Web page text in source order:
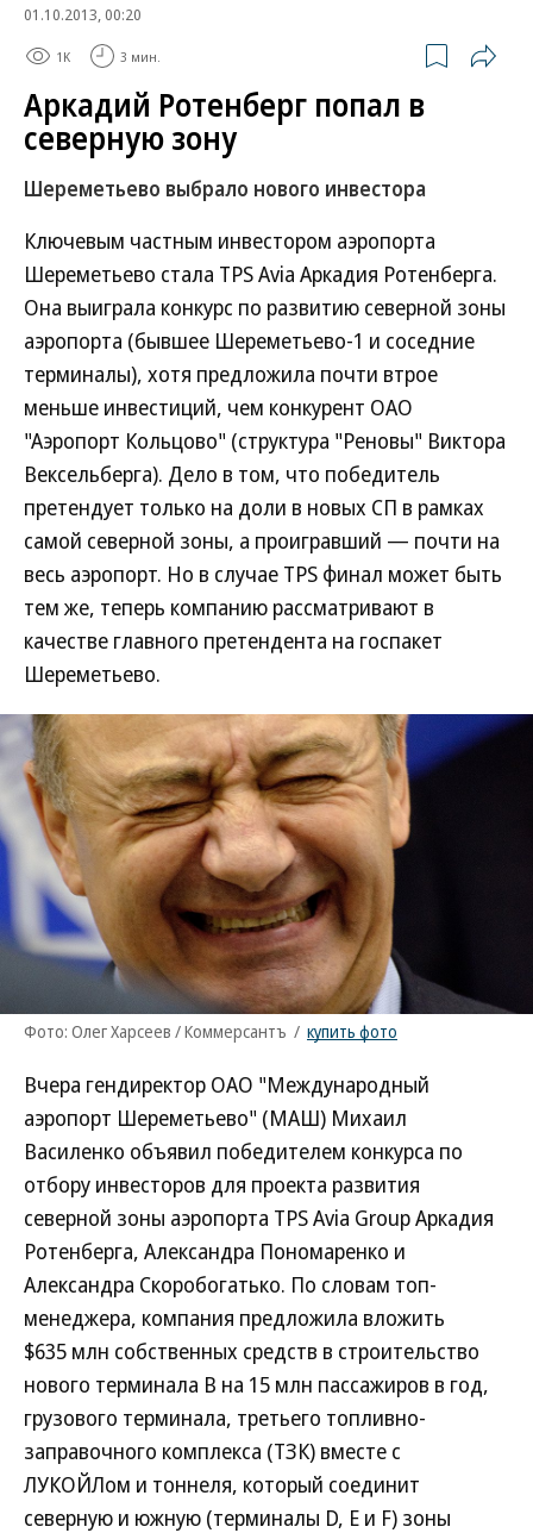
01.10.2013, 00:20
1K 3 мин.
Аркадий Ротенберг попал в
северную зону
Шереметьево выбрало нового инвестора
Ключевым частным инвестором аэропорта
Шереметьево стала TPS Avia Аркадия Ротенберга.
Она выиграла конкурс по развитию северной зоны
аэропорта (бывшее Шереметьево-1 и соседние
терминалы), хотя предложила почти втрое
меньше инвестиций, чем конкурент ОАО
"Аэропорт Кольцово" (структура "Реновы" Виктора
Вексельберга). Дело в том, что победитель
претендует только на доли в новых СП в рамках
самой северной зоны, а проигравший — почти на
весь аэропорт. Но в случае TPS финал может быть
тем же, теперь компанию рассматривают в
качестве главного претендента на госпакет
Шереметьево.
Фото: Олег Харсеев / Коммерсантъ / купить фото
Вчера гендиректор ОАО "Международный
аэропорт Шереметьево" (МАШ) Михаил
Василенко объявил победителем конкурса по
отбору инвесторов для проекта развития
северной зоны аэропорта TPS Avia Group Аркадия
Ротенберга, Александра Пономаренко и
Александра Скоробогатько. По словам топ-
менеджера, компания предложила вложить
$635 млн собственных средств в строительство
нового терминала B на 15 млн пассажиров в год,
грузового терминала, третьего топливно-
заправочного комплекса (ТЗК) вместе с
ЛУКОЙЛом и тоннеля, который соединит
северную и южную (терминалы D, E и F) зоны